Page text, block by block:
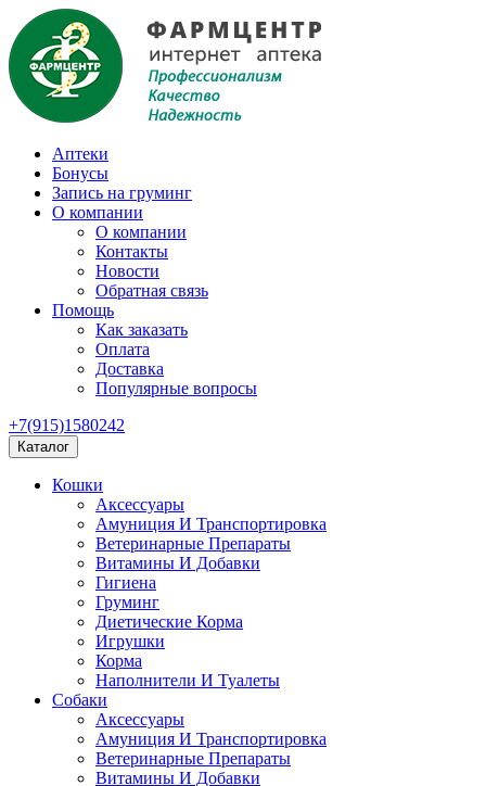
Аптеки
Бонусы
Запись на груминг
О компании
О компании
Контакты
Новости
Обратная связь
Помощь
Как заказать
Оплата
Доставка
Популярные вопросы
+7(915)1580242
Каталог
Кошки
Аксессуары
Амуниция И Транспортировка
Ветеринарные Препараты
Витамины И Добавки
Гигиена
Груминг
Диетические Корма
Игрушки
Корма
Наполнители И Туалеты
Собаки
Аксессуары
Амуниция И Транспортировка
Ветеринарные Препараты
Витамины И Добавки